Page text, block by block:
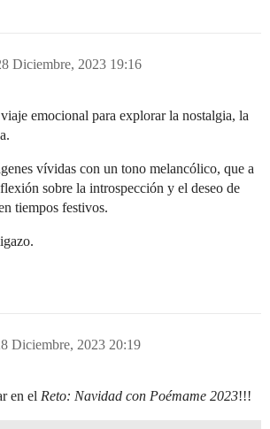
Diciembre, 2023 19:16
emocional para explorar la nostalgia, la
vívidas con un tono melancólico, que a
sobre la introspección y el deseo de
tiempos festivos.
Diciembre, 2023 20:19
en el Reto: Navidad con Poémame 2023!!!